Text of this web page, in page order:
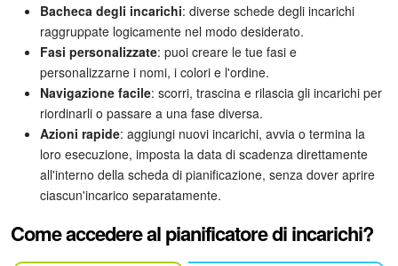
Incarichi e progetti
Progetti IA
CRM
Prenotazione online
Contact Center
Sales Center
Bacheca degli incarichi: diverse schede degli incarichi
raggruppate logicamente nel modo desiderato.
Fasi personalizzate: puoi creare le tue fasi e
personalizzarne i nomi, i colori e l'ordine.
Navigazione facile: scorri, trascina e rilascia gli incarichi per
riordinarli o passare a una fase diversa.
Azioni rapide: aggiungi nuovi incarichi, avvia o termina la
loro esecuzione, imposta la data di scadenza direttamente
all'interno della scheda di pianificazione, senza dover aprire
ciascun'incarico separatamente.
Come accedere al pianificatore di incarichi?